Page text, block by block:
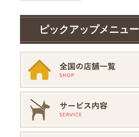
ピックアップメニュー